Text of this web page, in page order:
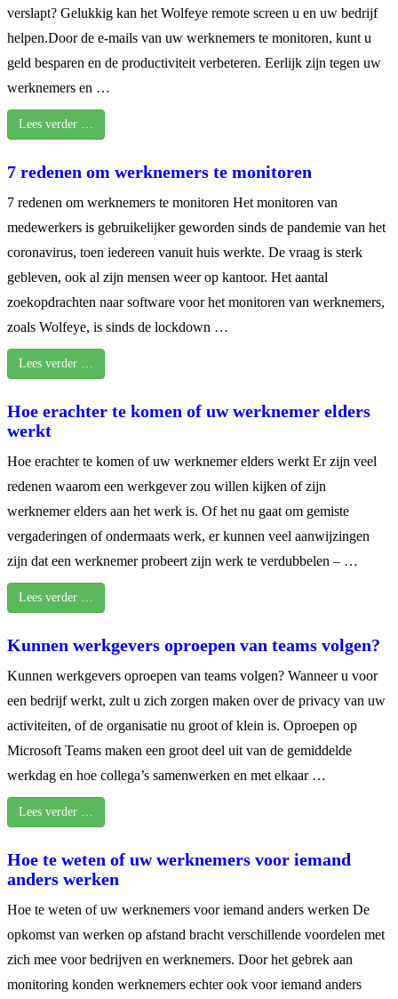
verslapt? Gelukkig kan het Wolfeye remote screen u en uw bedrijf
helpen.Door de e-mails van uw werknemers te monitoren, kunt u
geld besparen en de productiviteit verbeteren. Eerlijk zijn tegen uw
werknemers en …
Lees verder …
7 redenen om werknemers te monitoren
7 redenen om werknemers te monitoren Het monitoren van
medewerkers is gebruikelijker geworden sinds de pandemie van het
coronavirus, toen iedereen vanuit huis werkte. De vraag is sterk
gebleven, ook al zijn mensen weer op kantoor. Het aantal
zoekopdrachten naar software voor het monitoren van werknemers,
zoals Wolfeye, is sinds de lockdown …
Lees verder …
Hoe erachter te komen of uw werknemer elders
werkt
Hoe erachter te komen of uw werknemer elders werkt Er zijn veel
redenen waarom een ​​werkgever zou willen kijken of zijn
werknemer elders aan het werk is. Of het nu gaat om gemiste
vergaderingen of ondermaats werk, er kunnen veel aanwijzingen
zijn dat een werknemer probeert zijn werk te verdubbelen – …
Lees verder …
Kunnen werkgevers oproepen van teams volgen?
Kunnen werkgevers oproepen van teams volgen? Wanneer u voor
een bedrijf werkt, zult u zich zorgen maken over de privacy van uw
activiteiten, of de organisatie nu groot of klein is. Oproepen op
Microsoft Teams maken een groot deel uit van de gemiddelde
werkdag en hoe collega’s samenwerken en met elkaar …
Lees verder …
Hoe te weten of uw werknemers voor iemand
anders werken
Hoe te weten of uw werknemers voor iemand anders werken De
opkomst van werken op afstand bracht verschillende voordelen met
zich mee voor bedrijven en werknemers. Door het gebrek aan
monitoring konden werknemers echter ook voor iemand anders